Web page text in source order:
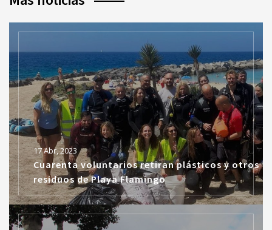
17 Abr, 2023
Cuarenta voluntarios retiran plásticos y otros
residuos de Playa Flamingo